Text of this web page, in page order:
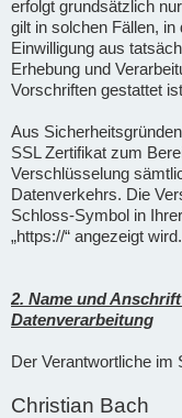
erfolgt grundsätzlich
gilt in solchen Fällen,
Einwilligung aus
Erhebung und
Vorschriften gestattet
Aus
SSL Zertifikat zum
Verschlüsselung
Datenverkehrs. Die
Schloss-Symbol in
„https://“ angezeigt wird.
2. Name und
Datenverarbeitung
Der Verantwortliche im
Christian Bach